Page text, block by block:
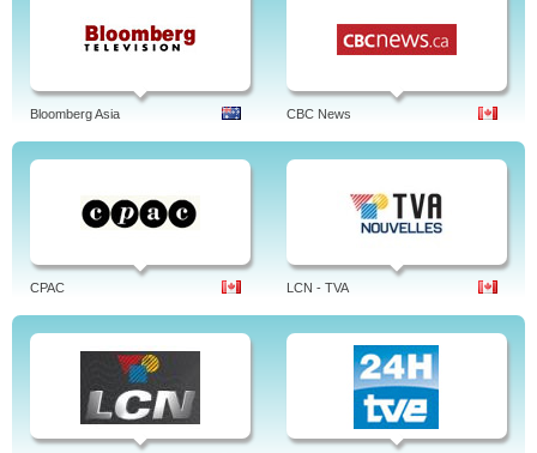
Bloomberg Asia CBC News
CPAC LCN - TVA